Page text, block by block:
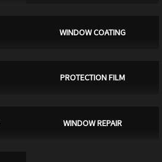
WINDOW COATING
PROTECTION FILM
WINDOW REPAIR